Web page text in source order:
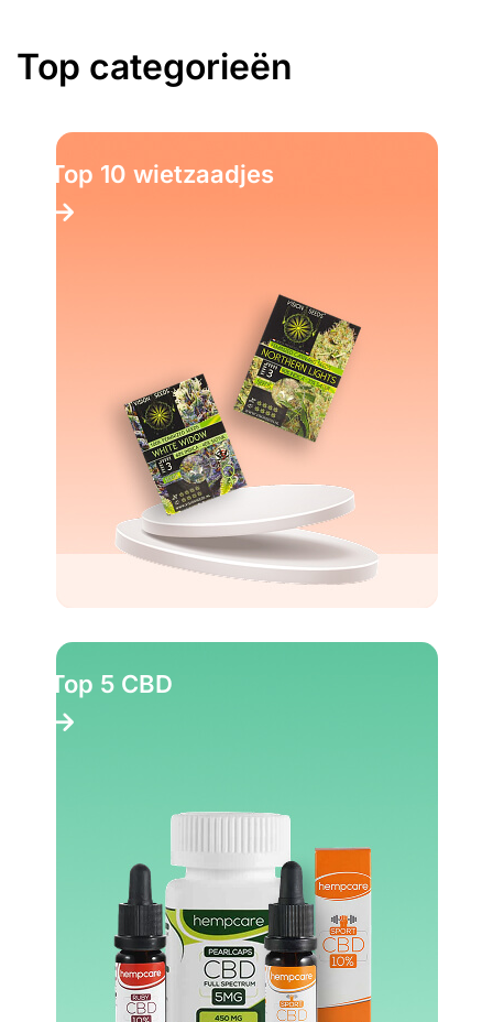
Top categorieën
Top 10 wietzaadjes
Top 5 CBD